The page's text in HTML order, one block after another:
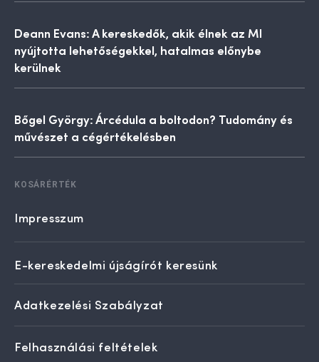
Deann Evans: A kereskedők, akik élnek az MI
nyújtotta lehetőségekkel, hatalmas előnybe
kerülnek
Bőgel György: Árcédula a boltodon? Tudomány és
művészet a cégértékelésben
KOSÁRÉRTÉK
Impresszum
E-kereskedelmi újságírót keresünk
Adatkezelési Szabályzat
Felhasználási feltételek